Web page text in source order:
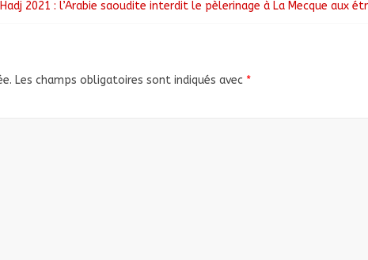
Hadj 2021 : l’Arabie saoudite interdit le pèlerinage à La Mecque aux
Les champs obligatoires sont indiqués avec *